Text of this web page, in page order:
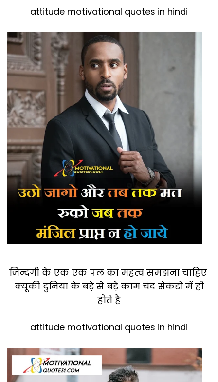
attitude motivational quotes in hindi
जिन्दगी के एक एक पल का महत्व समझना चाहिए
क्यूकी दुनिया के बड़े से बड़े काम चंद सेकंडो में ही
होते है
attitude motivational quotes in hindi